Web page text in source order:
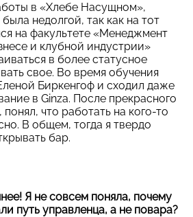
в «Хлебе Насущном»,
недолгой, так как на тот
на факультете «Менеджмент
и клубной индустрии»
в более статусное
свое. Во время обучения
Биркенгоф и сходил даже
в Ginza. После прекрасного
что работать на кого-то
В общем, тогда я твердо
бар.
Я не совсем поняла, почему
путь управленца, а не повара?